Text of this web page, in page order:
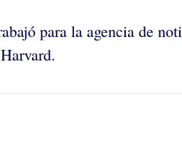
para la agencia de